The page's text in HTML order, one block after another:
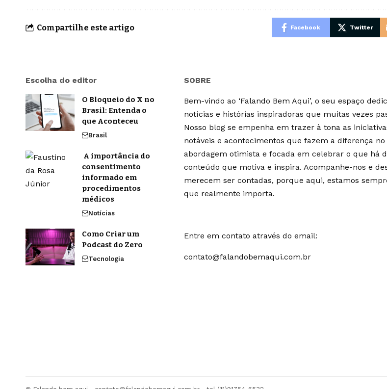
Compartilhe este artigo Facebook Twitter
Escolha do editor
O Bloqueio do X no
Brasil: Entenda o
que Aconteceu
Brasil
A importância do
consentimento
informado em
procedimentos
médicos
Notícias
Como Criar um
Podcast do Zero
Tecnologia
SOBRE
Bem-vindo ao ‘Falando Bem Aqui’, o seu espaço
notícias e histórias inspiradoras que muitas vezes
Nosso blog se empenha em trazer à tona as
notáveis e acontecimentos que fazem a diferença
abordagem otimista e focada em celebrar o que há
conteúdo que motiva e inspira. Acompanhe-nos e
merecem ser contadas, porque aqui, estamos
que realmente importa.
Entre em contato através do email:
contato@falandobemaqui.com.br